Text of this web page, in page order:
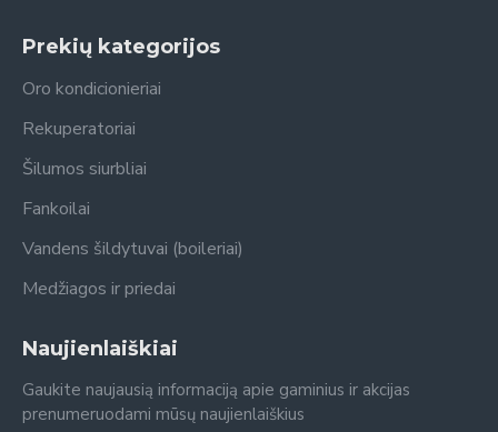
Prekių kategorijos
Oro kondicionieriai
Rekuperatoriai
Šilumos siurbliai
Fankoilai
Vandens šildytuvai (boileriai)
Medžiagos ir priedai
Naujienlaiškiai
Gaukite naujausią informaciją apie gaminius ir akcijas
prenumeruodami mūsų naujienlaiškius